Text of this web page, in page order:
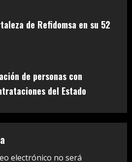
de Refidomsa en su 52
de personas con
del Estado
electrónico no será